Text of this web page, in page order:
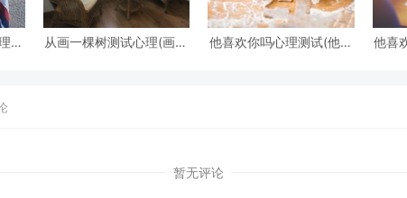
测
从画一棵树测试心理(画一
他喜欢你吗心理测试(他喜
他喜
暂无评论